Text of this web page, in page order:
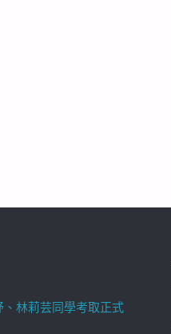
、林莉芸同學考取正式